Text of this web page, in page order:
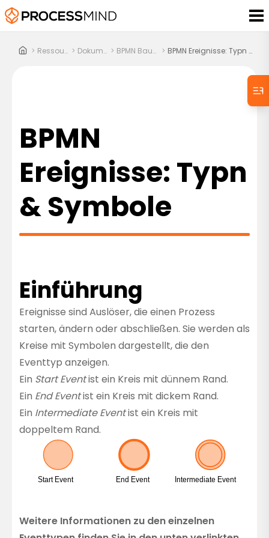
> Ressourcen > Dokumente > BPMN Bausteine > BPMN Ereignisse: Typn & Symbole
BPMN
Ereignisse: Typn
& Symbole
Einführung
Ereignisse sind Auslöser, die einen Prozess
starten, ändern oder abschließen. Sie werden als
Kreise mit Symbolen dargestellt, die den
Eventtyp anzeigen.
Ein Start Eventist ein Kreis mit dünnem Rand.
Ein End Eventist ein Kreis mit dickem Rand.
Ein Intermediate Eventist ein Kreis mit
doppeltem Rand.
Weitere Informationen zu den einzelnen